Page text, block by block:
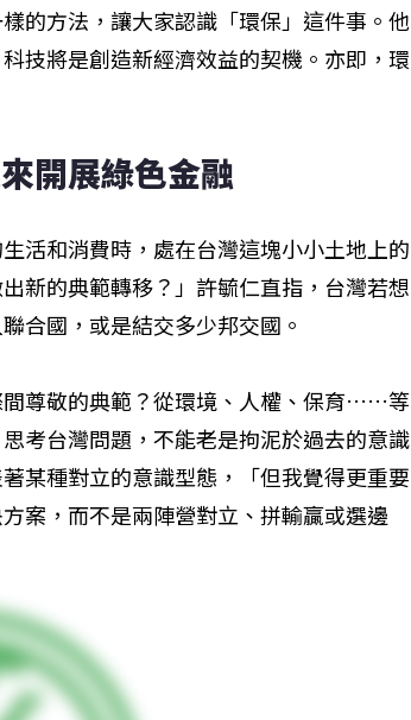
的方法，讓大家認識「環保」這件事。他
技將是創造新經濟效益的契機。亦即，環
開展綠色金融
活和消費時，處在台灣這塊小小土地上的
新的典範轉移？」許毓仁直指，台灣若想
合國，或是結交多少邦交國。
尊敬的典範？從環境、人權、保育……等
考台灣問題，不能老是拘泥於過去的意識
某種對立的意識型態，「但我覺得更重要
案，而不是兩陣營對立、拼輸贏或選邊